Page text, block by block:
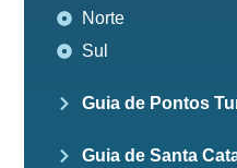
Norte
Sul
Guia de Pontos
Guia de Santa